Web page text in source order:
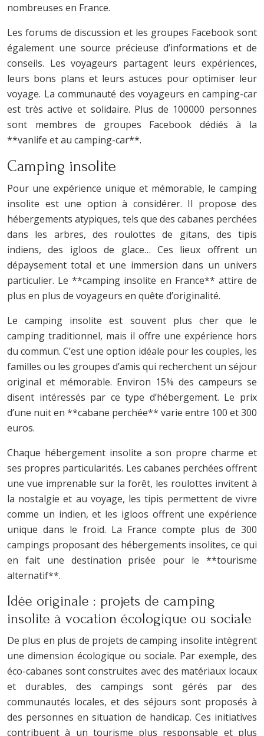
nombreuses en France.
Les forums de discussion et les groupes Facebook sont
également une source précieuse d’informations et de
conseils. Les voyageurs partagent leurs expériences,
leurs bons plans et leurs astuces pour optimiser leur
voyage. La communauté des voyageurs en camping-car
est très active et solidaire. Plus de 100000 personnes
sont membres de groupes Facebook dédiés à la
**vanlife et au camping-car**.
Camping insolite
Pour une expérience unique et mémorable, le camping
insolite est une option à considérer. Il propose des
hébergements atypiques, tels que des cabanes perchées
dans les arbres, des roulottes de gitans, des tipis
indiens, des igloos de glace… Ces lieux offrent un
dépaysement total et une immersion dans un univers
particulier. Le **camping insolite en France** attire de
plus en plus de voyageurs en quête d’originalité.
Le camping insolite est souvent plus cher que le
camping traditionnel, mais il offre une expérience hors
du commun. C’est une option idéale pour les couples, les
familles ou les groupes d’amis qui recherchent un séjour
original et mémorable. Environ 15% des campeurs se
disent intéressés par ce type d’hébergement. Le prix
d’une nuit en **cabane perchée** varie entre 100 et 300
euros.
Chaque hébergement insolite a son propre charme et
ses propres particularités. Les cabanes perchées offrent
une vue imprenable sur la forêt, les roulottes invitent à
la nostalgie et au voyage, les tipis permettent de vivre
comme un indien, et les igloos offrent une expérience
unique dans le froid. La France compte plus de 300
campings proposant des hébergements insolites, ce qui
en fait une destination prisée pour le **tourisme
alternatif**.
Idée originale : projets de camping
insolite à vocation écologique ou sociale
De plus en plus de projets de camping insolite intègrent
une dimension écologique ou sociale. Par exemple, des
éco-cabanes sont construites avec des matériaux locaux
et durables, des campings sont gérés par des
communautés locales, et des séjours sont proposés à
des personnes en situation de handicap. Ces initiatives
contribuent à un tourisme plus responsable et plus